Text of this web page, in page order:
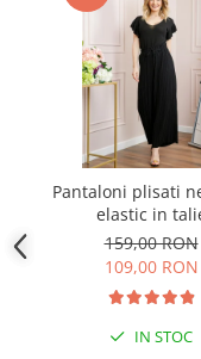
Pantaloni plisati
elastic in
159,00 RON
109,00 RON
IN STOC